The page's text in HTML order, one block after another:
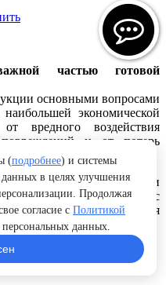
частью готовой
основными вопросами
экономической
вредного воздействия
и от потерь
и хранении.
зависимости от изделия и
или по согласованию с
упаковки выбираются
и вида упаковки.
(подробнее) и системы
в целях улучшения
Продолжая
согласие с Политикой
данных.